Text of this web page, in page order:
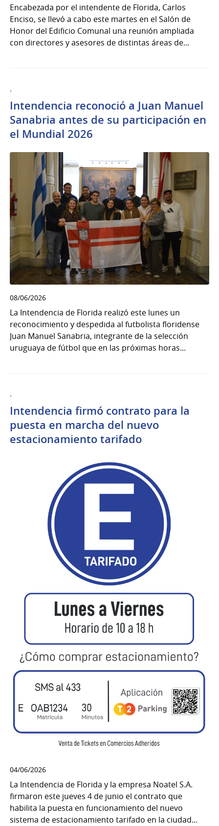
Encabezada por el intendente de Florida, Carlos
Enciso, se llevó a cabo este martes en el Salón de
Honor del Edificio Comunal una reunión ampliada
con directores y asesores de distintas áreas de...
.
Intendencia reconoció a Juan Manuel
Sanabria antes de su participación en
el Mundial 2026
08/06/2026
La Intendencia de Florida realizó este lunes un
reconocimiento y despedida al futbolista floridense
Juan Manuel Sanabria, integrante de la selección
uruguaya de fútbol que en las próximas horas...
.
Intendencia firmó contrato para la
puesta en marcha del nuevo
estacionamiento tarifado
04/06/2026
La Intendencia de Florida y la empresa Noatel S.A.
firmaron este jueves 4 de junio el contrato que
habilita la puesta en funcionamiento del nuevo
sistema de estacionamiento tarifado en la ciudad...